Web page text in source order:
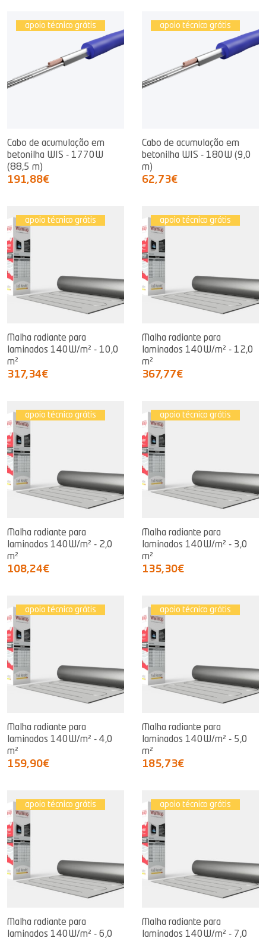
apoio técnico grátis
Cabo de acumulação em
betonilha WIS - 1770W
(88,5 m)
191,88€
apoio técnico grátis
Cabo de acumulação em
betonilha WIS - 180W (9,0
m)
62,73€
apoio técnico grátis
Malha radiante para
laminados 140W/m² - 10,0
m²
317,34€
apoio técnico grátis
Malha radiante para
laminados 140W/m² - 12,0
m²
367,77€
apoio técnico grátis
Malha radiante para
laminados 140W/m² - 2,0
m²
108,24€
apoio técnico grátis
Malha radiante para
laminados 140W/m² - 3,0
m²
135,30€
apoio técnico grátis
Malha radiante para
laminados 140W/m² - 4,0
m²
159,90€
apoio técnico grátis
Malha radiante para
laminados 140W/m² - 5,0
m²
185,73€
apoio técnico grátis
Malha radiante para
laminados 140W/m² - 6,0
apoio técnico grátis
Malha radiante para
laminados 140W/m² - 7,0